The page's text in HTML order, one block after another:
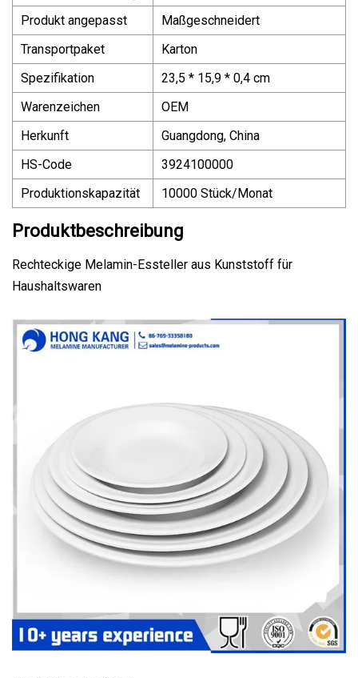
Produkt angepasst
Maßgeschneidert
Transportpaket
Karton
Spezifikation
23,5 * 15,9 * 0,4 cm
Warenzeichen
OEM
Herkunft
Guangdong, China
HS-Code
3924100000
Produktionskapazität
10000 Stück/Monat
Produktbeschreibung
Rechteckige Melamin-Essteller aus Kunststoff für
Haushaltswaren